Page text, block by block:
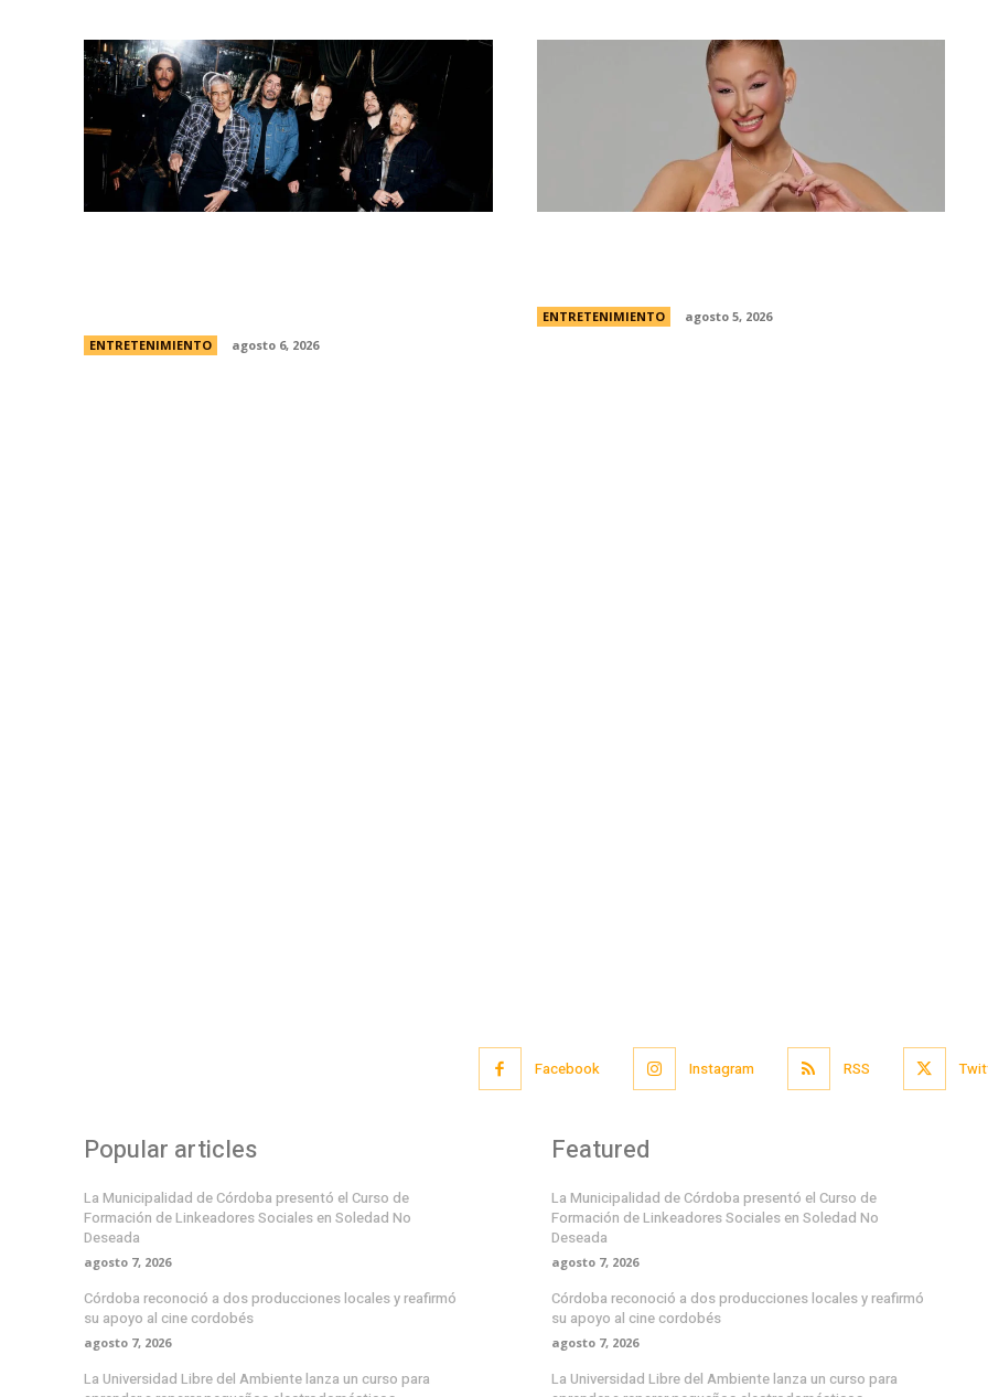
ENTRETENIMIENTO agosto 6, 2026
ENTRETENIMIENTO agosto 5, 2026
Facebook Instagram RSS
Popular articles
La Municipalidad de Córdoba presentó el Curso de
Formación de Linkeadores Sociales en Soledad No
Deseada
agosto 7, 2026
Córdoba reconoció a dos producciones locales y reafirmó
su apoyo al cine cordobés
agosto 7, 2026
La Universidad Libre del Ambiente lanza un curso para
Featured
La Municipalidad de Córdoba presentó el Curso de
Formación de Linkeadores Sociales en Soledad No
Deseada
agosto 7, 2026
Córdoba reconoció a dos producciones locales y reafirmó
su apoyo al cine cordobés
agosto 7, 2026
La Universidad Libre del Ambiente lanza un curso para